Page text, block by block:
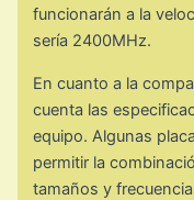
funcionarán a la
sería 2400MHz.
En cuanto a la
cuenta las
equipo. Algunas
permitir la
tamaños y